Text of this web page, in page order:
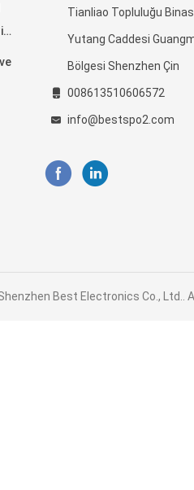
Tianliao Topluluğu
Yutang Caddesi
Bölgesi Shenzhen Çin
008613510606572
info@bestspo2.com
Best Electronics Co., Ltd..